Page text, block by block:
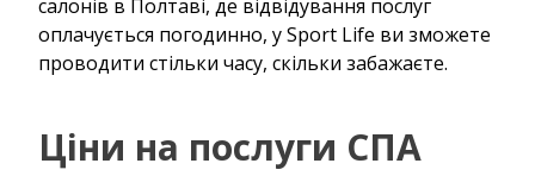
салонів в Полтаві, де відвідування послуг
оплачується погодинно, у Sport Life ви зможете
проводити стільки часу, скільки забажаєте.
Ціни на послуги СПА